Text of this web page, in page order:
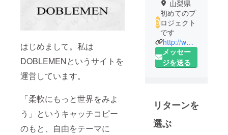
はじめまして。私は
DOBLEMENというサイトを
運営しています。
「柔軟にもっと世界をみよ
う」というキャッチコピー
のもと、自由をテーマに
山梨県
初めてのプ
ロジェクト
です
http://www.doblemen.com/
メッセー
ジを送る
リターンを
選ぶ